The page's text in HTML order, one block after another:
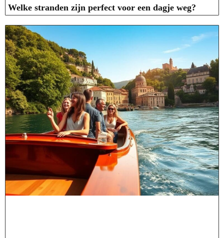
Welke stranden zijn perfect voor een dagje weg?